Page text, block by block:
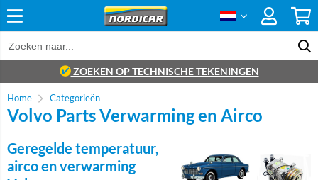
ZOEKEN OP TECHNISCHE TEKENINGEN
Home Categorieën
Volvo Parts Verwarming en Airco
Geregelde temperatuur,
airco en verwarming